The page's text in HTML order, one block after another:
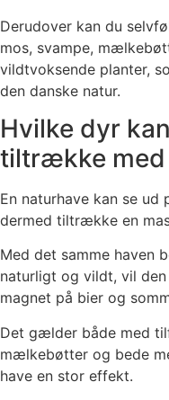
Derudover kan du
mos, svampe,
vildtvoksende planter,
den danske natur.
Hvilke dyr
tiltrække med
En naturhave kan se ud
dermed tiltrække en
Med det samme haven
naturligt og vildt, vil
magnet på bier og
Det gælder både med
mælkebøtter og bede
have en stor effekt.